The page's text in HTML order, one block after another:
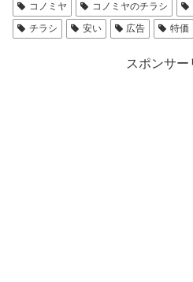
コノミヤ
コノミヤのチラシ
チラシ
安い 広告 特価
スポンサー